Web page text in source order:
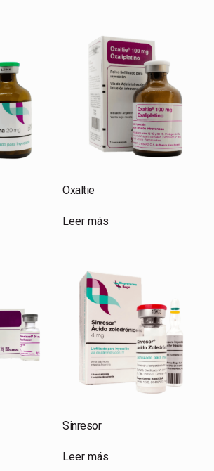
Oxaltie
Leer más
Sinresor
Leer más